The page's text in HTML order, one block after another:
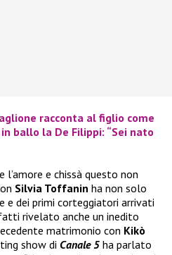
racconta al figlio come
ballo la De Filippi: “Sei nato
e chissà questo non
Silvia Toffanin ha non solo
e dei primi corteggiatori arrivati
rivelato anche un inedito
matrimonio con Kikò
show di Canale 5 ha parlato